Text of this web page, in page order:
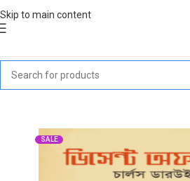
Skip to main content
SALE